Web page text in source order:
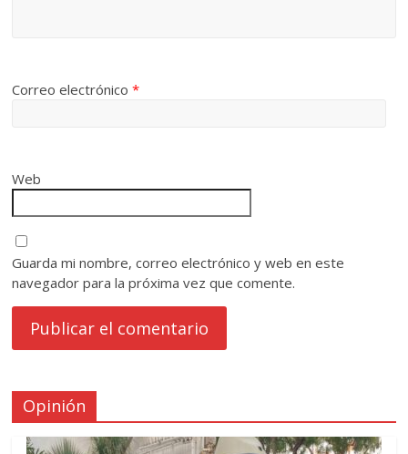
Correo electrónico*
Web
Guarda mi nombre, correo electrónico y web en este
navegador para la próxima vez que comente.
Opinión